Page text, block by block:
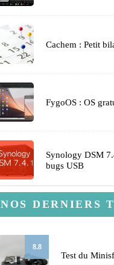
Cachem : Petit
FygoOS : OS
Synology DSM
bugs USB
NOS DERNIERS
8.8
Test du